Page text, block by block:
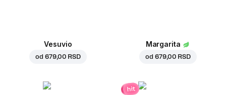
Vesuvio
od 679,00 RSD
Margarita
od 679,00 RSD
hit